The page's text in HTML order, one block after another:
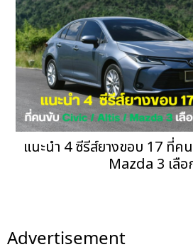
แนะนำ 4 ซีรีส์ยางขอบ 17 ที่
Mazda 3 เลือ
Advertisement